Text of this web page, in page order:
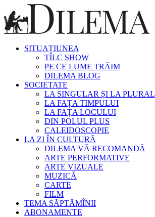
SITUAȚIUNEA
TÎLC SHOW
PE CE LUME TRĂIM
DILEMA BLOG
SOCIETATE
LA SINGULAR ȘI LA PLURAL
LA FAȚA TIMPULUI
LA FAȚA LOCULUI
DIN POLUL PLUS
CALEIDOSCOPIE
LA ZI ÎN CULTURĂ
DILEMA VĂ RECOMANDĂ
ARTE PERFORMATIVE
ARTE VIZUALE
MUZICĂ
CARTE
FILM
TEMA SĂPTĂMÎNII
ABONAMENTE